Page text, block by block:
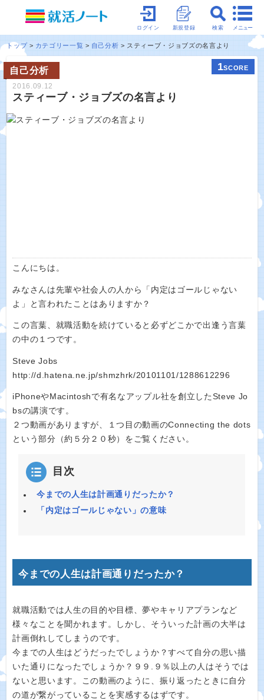
メニュー
検索
新規登録
ログイン
トップ カテゴリー一覧 自己分析 スティーブ・ジョブズの名言より
自己分析 1SCORE
2016.09.12
スティーブ・ジョブズの名言より
こんにちは。
みなさんは先輩や社会人の人から「内定はゴールじゃない
よ」と言われたことはありますか？
この言葉、就職活動を続けていると必ずどこかで出逢う言葉
の中の１つです。
Steve Jobs
http://d.hatena.ne.jp/shmzhrk/20101101/1288612296
iPhoneやMacintoshで有名なアップル社を創立したSteve Jo
bsの講演です。
２つ動画がありますが、１つ目の動画のConnecting the dots
という部分（約５分２０秒）をご覧ください。
目次
今までの人生は計画通りだったか？
「内定はゴールじゃない」の意味
今までの人生は計画通りだったか？
就職活動では人生の目的や目標、夢やキャリアプランなど
様々なことを聞かれます。しかし、そういった計画の大半は
計画倒れしてしまうのです。
今までの人生はどうだったでしょうか？すべて自分の思い描
いた通りになったでしょうか？９９.９％以上の人はそうでは
ないと思います。この動画のように、振り返ったときに自分
の道が繋がっていることを実感するはずです。